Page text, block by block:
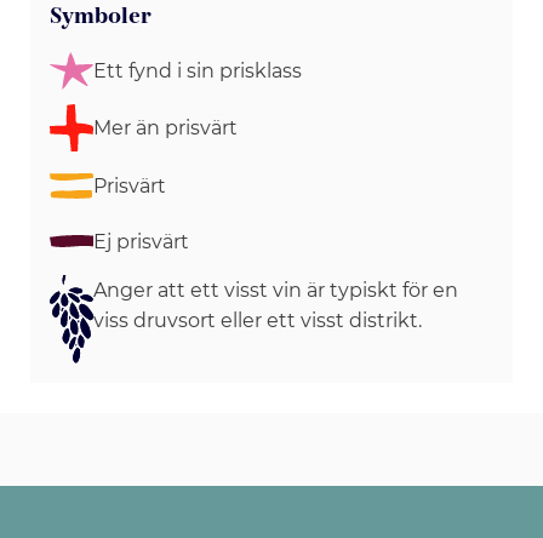
Symboler
Ett fynd i sin prisklass
Mer än prisvärt
Prisvärt
Ej prisvärt
Anger att ett visst vin är typiskt för en
viss druvsort eller ett visst distrikt.